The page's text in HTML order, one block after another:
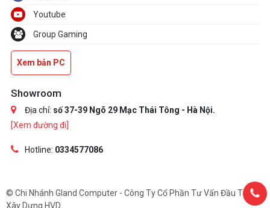
Youtube
Group Gaming
Xem bản PC
Showroom
Địa chỉ: số 37-39 Ngõ 29 Mạc Thái Tông - Hà Nội.
[Xem đường đi]
Hotline: 0334577086
© Chi Nhánh Gland Computer - Công Ty Cổ Phần Tư Vấn Đầu Tư Và
Xây Dựng HVD